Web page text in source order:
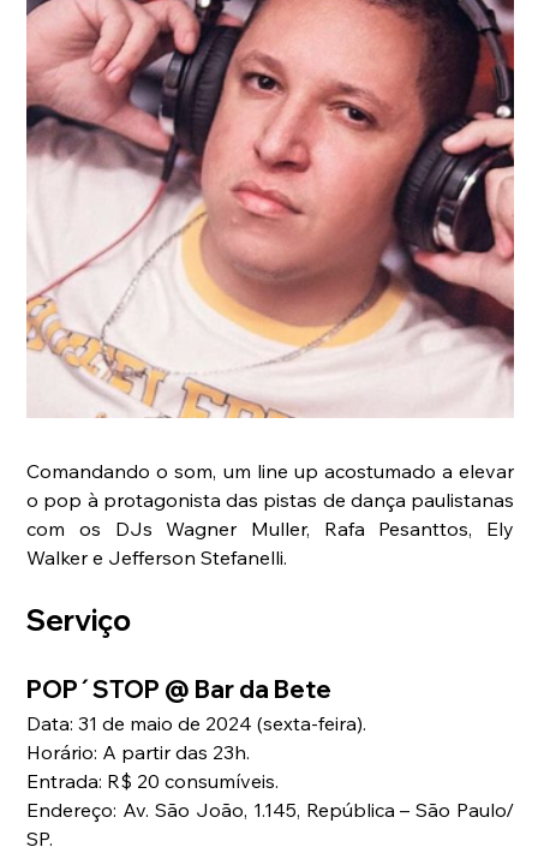
Comandando o som, um line up acostumado a elevar
o pop à protagonista das pistas de dança paulistanas
com os DJs Wagner Muller, Rafa Pesanttos, Ely
Walker e Jefferson Stefanelli.
Serviço
POP´STOP @ Bar da Bete
Data: 31 de maio de 2024 (sexta-feira).
Horário: A partir das 23h.
Entrada: R$ 20 consumíveis.
Endereço: Av. São João, 1.145, República – São Paulo/
SP.